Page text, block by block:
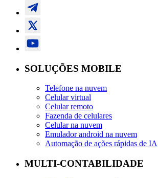
SOLUÇÕES MOBILE
Telefone na nuvem
Celular virtual
Celular remoto
Fazenda de celulares
Celular na nuvem
Emulador android na nuvem
Automação de ações rápidas de IA
MULTI-CONTABILIDADE